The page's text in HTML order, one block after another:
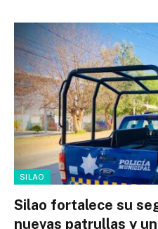
SILAO
Silao fortalece su
nuevas patrullas y